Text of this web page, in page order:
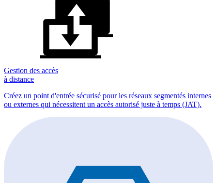
Gestion des accès
à distance
Créez un point d'entrée sécurisé pour les réseaux segmentés internes
ou externes qui nécessitent un accès autorisé juste à temps (JAT).